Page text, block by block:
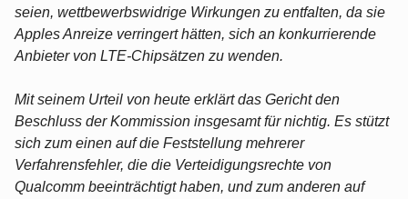
seien, wettbewerbswidrige Wirkungen zu entfalten, da sie
Apples Anreize verringert hätten, sich an konkurrierende
Anbieter von LTE-Chipsätzen zu wenden.
Mit seinem Urteil von heute erklärt das Gericht den
Beschluss der Kommission insgesamt für nichtig. Es stützt
sich zum einen auf die Feststellung mehrerer
Verfahrensfehler, die die Verteidigungsrechte von
Qualcomm beeinträchtigt haben, und zum anderen auf